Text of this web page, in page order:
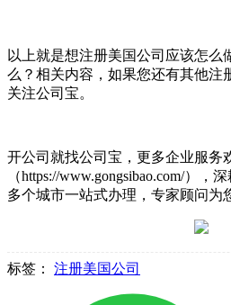
以上就是想注册美国公司应该怎么
么？相关内容，如果您还有其他注
关注公司宝。
开公司就找公司宝，更多企业服务
（https://www.gongsibao.com/），
多个城市一站式办理，专家顾问为
标签： 注册美国公司